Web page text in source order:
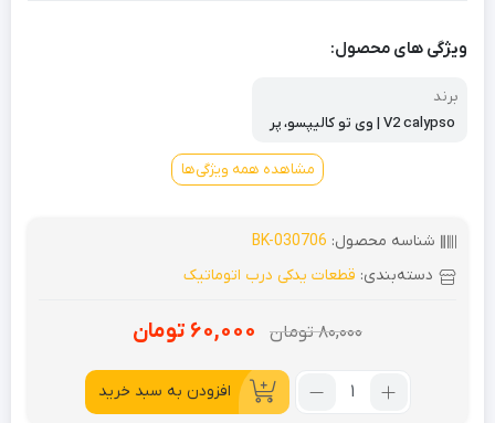
ویژگی های محصول:
برند
V2 calypso | وی تو کالیپسو، پر
مشاهده همه ویژگی‌ها
شناسه محصول: BK-030706
دسته‌بندی: قطعات یدکی درب اتوماتیک
80,000 تومان
قیمت
اصلی:
80,000
60,000 تومان
قیمت
فعلی:
60,000
تعداد:
افزودن به سبد خرید